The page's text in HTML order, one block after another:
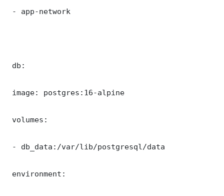
- app-network
db:
image: postgres:16-alpine
volumes:
- db_data:/var/lib/postgresql/data
environment: